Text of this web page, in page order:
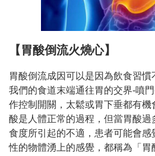
【胃酸倒流火燒心】
胃酸倒流成因可以是因為飲食習
我們的食道末端通往胃的交界-噴門
作控制開關，太鬆或胃下垂都有機
酸是人體正常的過程，但當胃酸過
食度所引起的不適，患者可能會
性的物體湧上的感覺，都稱為「胃